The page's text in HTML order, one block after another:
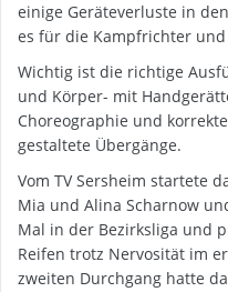
einige Geräteverluste in
es für die Kampfrichter
Wichtig ist die richtige
und Körper- mit
Choreographie und
gestaltete Übergänge.
Vom TV Sersheim startete
Mia und Alina Scharnow
Mal in der Bezirksliga und
Reifen trotz Nervosität im
zweiten Durchgang hatte